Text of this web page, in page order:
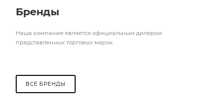
Бренды
Наша компания является официальным дилером
представленных торговых марок.
ВСЕ БРЕНДЫ